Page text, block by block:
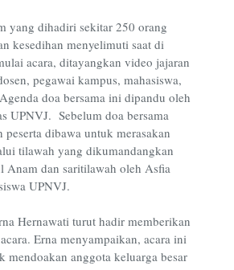
yang dihadiri sekitar 250 orang
kesedihan menyelimuti saat di
acara, ditayangkan video jajaran
pegawai kampus, mahasiswa,
doa bersama ini dipandu oleh
UPNVJ. Sebelum doa bersama
dibawa untuk merasakan
tilawah yang dikumandangkan
Anam dan saritilawah oleh Asfia
UPNVJ.
Hernawati turut hadir memberikan
Erna menyampaikan, acara ini
mendoakan anggota keluarga besar